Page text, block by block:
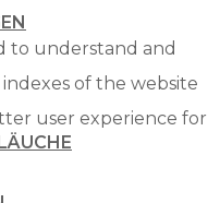
to understand and
of the website
user experience for